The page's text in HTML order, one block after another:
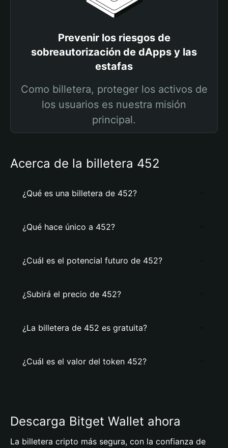
Prevenir los riesgos de
sobreautorización de dApps y las
estafas
Como billetera, proteger los activos de
los usuarios es nuestra misión
principal.
Acerca de la billetera 452
¿Qué es una billetera de 452?
¿Qué hace único a 452?
¿Cuál es el potencial futuro de 452?
¿Subirá el precio de 452?
¿La billetera de 452 es gratuita?
¿Cuál es el valor del token 452?
Descarga Bitget Wallet ahora
La billetera cripto más segura, con la confianza de